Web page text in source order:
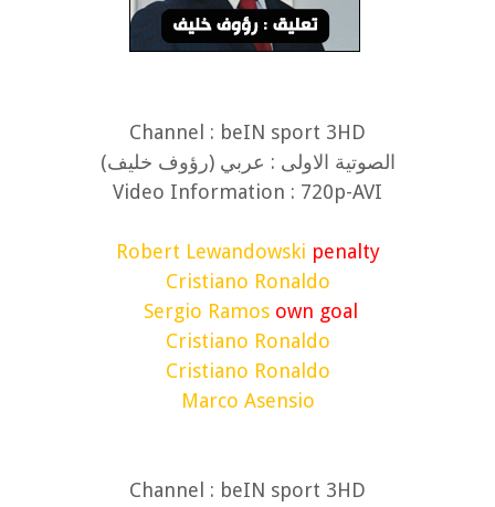
Channel : beIN sport 3HD
(الصوتية الاولى : عربي (رؤوف خليف
Video Information : 720p-AVI
Robert Lewandowski penalty
Cristiano Ronaldo
Sergio Ramos own goal
Cristiano Ronaldo
Cristiano Ronaldo
Marco Asensio
Channel : beIN sport 3HD